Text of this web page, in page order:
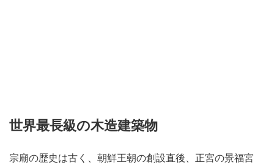
世界最長級の木造建築物
宗廟の歴史は古く、朝鮮王朝の創設直後、正宮の景福宮